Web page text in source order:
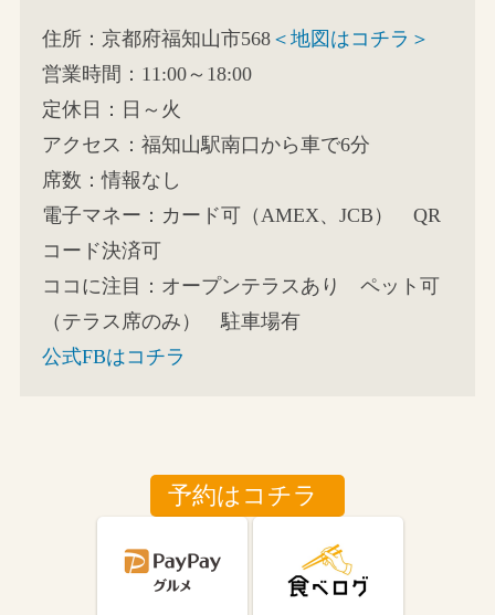
住所：京都府福知山市568＜地図はコチラ＞
営業時間：11:00～18:00
定休日：日～火
アクセス：福知山駅南口から車で6分
席数：情報なし
電子マネー：カード可（AMEX、JCB） QR
コード決済可
ココに注目：オープンテラスあり ペット可
（テラス席のみ） 駐車場有
公式FBはコチラ
予約はコチラ